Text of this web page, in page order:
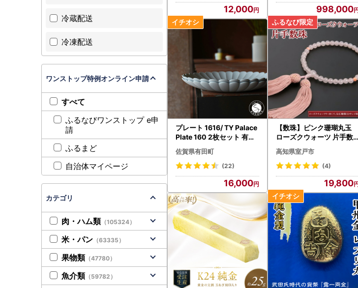
12,000 998,000
プレート 1616/ TY Palace
Plate 160 2枚セット 有田
ゃれ パレスホテル東京 ペ
アプレート eb004
佐賀県有田町
(22)
16,000
【数珠】ピンク珊瑚丸玉
ローズクウォーツ 片手数
珠 FN-Limited-PR
高知県室戸市
(4)
19,800
冷蔵配送
冷凍配送
ワンストップ特例オンライン申請
すべて
ふるなびワンストップ e申
請
ふるまど
自治体マイページ
カテゴリ
肉・ハム類 （105324）
米・パン （63335）
果物類 （47780）
魚介類 （59782）